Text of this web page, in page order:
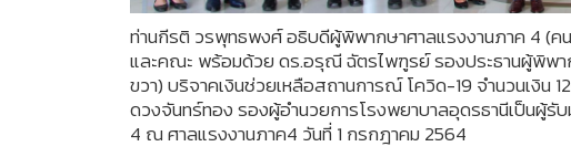
ท่านกีรติ วรพุทธพงศ์ อธิบดีผู้พิพากษาศาลแรงงานภาค 4 (
และคณะ พร้อมด้วย ดร.อรุณี ฉัตรไพฑูรย์ รองประธานผู้พิพา
ขวา) บริจาคเงินช่วยเหลือสถานการณ์ โควิด-19 จำนวนเงิน
ดวงจันทร์ทอง รองผู้อำนวยการโรงพยาบาลอุดรธานีเป็นผู้รั
4 ณ ศาลแรงงานภาค4 วันที่ 1 กรกฎาคม 2564